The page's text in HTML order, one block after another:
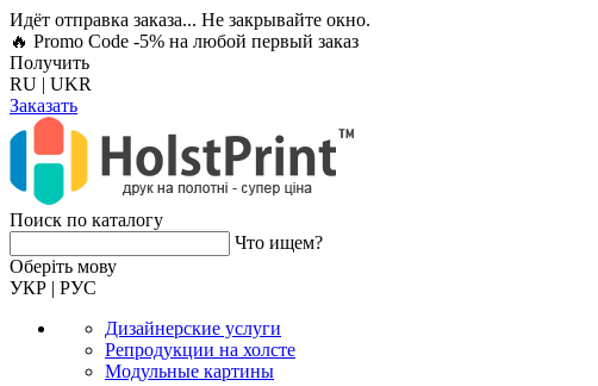
Идёт отправка заказа... Не закрывайте окно.
🔥 Promo Code -5% на любой первый заказ
Получить
RU | UKR
Заказать
Поиск по каталогу
Что ищем?
Оберiть мову
УКР | РУС
Дизайнерские услуги
Репродукции на холсте
Модульные картины